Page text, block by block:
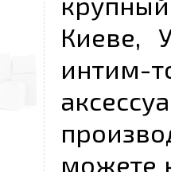
Киеве,
можете